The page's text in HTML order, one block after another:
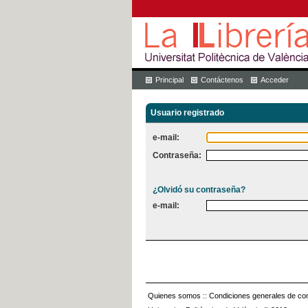
Principal Contáctenos Acceder
Usuario registrado
e-mail:
Contraseña:
¿Olvidó su contraseña?
e-mail:
Quienes somos :: Condiciones generales de